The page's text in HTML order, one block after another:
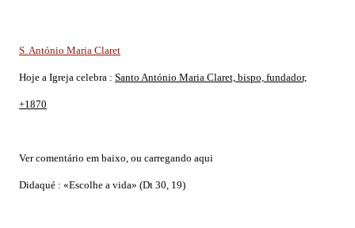
S. António Maria Claret
Hoje a Igreja celebra : Santo António Maria Claret, bispo, fundador,
+1870
Ver comentário em baixo, ou carregando aqui
Didaqué : «Escolhe a vida» (Dt 30, 19)